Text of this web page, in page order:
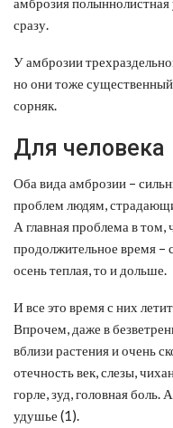
сразу.
У амброзии
но они тоже
сорняк.
Для человека
Оба вида амброзии –
проблем людям,
А главная проблема в том,
продолжительное время –
осень теплая, то и дольше.
И все это время с них
Впрочем, даже в
вблизи растения и очень
отечность век, слезы,
горле, зуд, головная боль.
удушье (1).